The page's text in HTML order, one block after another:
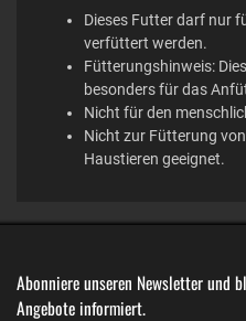
Dieses Futter darf nur
verfüttert werden.
Fütterungshinweis:
besonders für das
Nicht für den
Nicht zur Fütterung
Haustieren geeignet.
Abonniere unseren Newsletter und
Angebote informiert.